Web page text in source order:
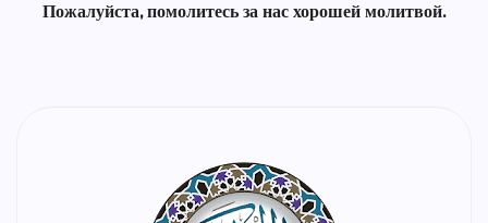
Пожалуйста, помолитесь за нас хорошей молитвой.